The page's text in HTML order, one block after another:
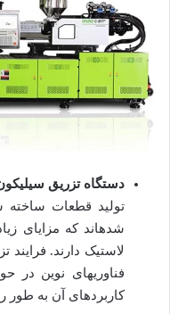
دستگاه­ تزریق
تولید قطعات ساخته
شده­اند که مزایای
فناوری­های نوین در
کاربردهای آن به